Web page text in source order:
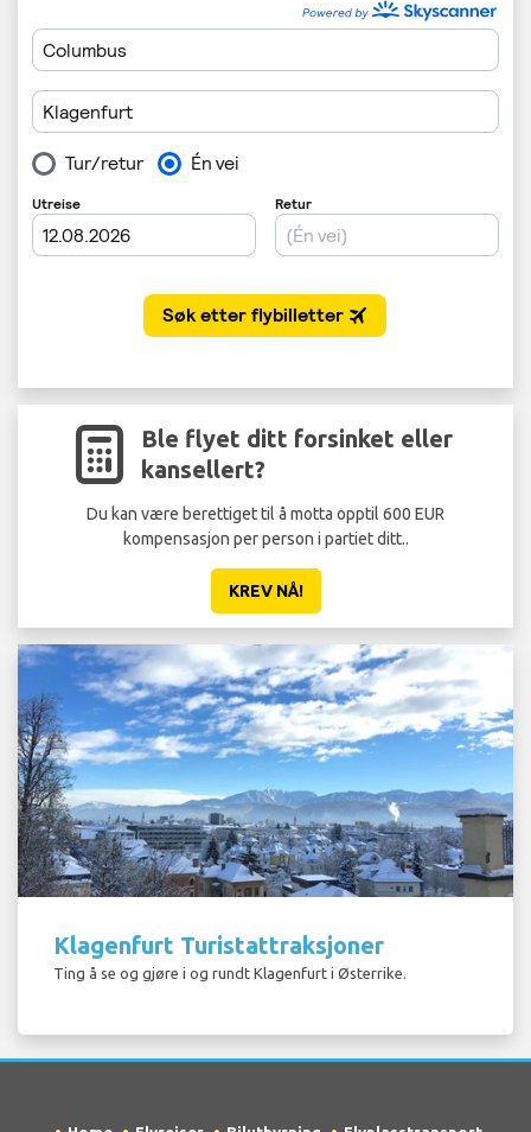
Ble flyet ditt forsinket eller
kansellert?
Du kan være berettiget til å motta opptil 600 EUR
kompensasjon per person i partiet ditt..
KREV NÅ!
Klagenfurt Turistattraksjoner
Ting å se og gjøre i og rundt Klagenfurt i Østerrike.